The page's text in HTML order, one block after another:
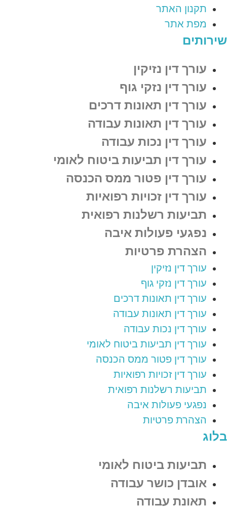
תקנון האתר
מפת אתר
שירותים
עורך דין נזיקין
עורך דין נזקי גוף
עורך דין תאונות דרכים
עורך דין תאונות עבודה
עורך דין נכות עבודה
עורך דין תביעות ביטוח לאומי
עורך דין פטור ממס הכנסה
עורך דין זכויות רפואיות
תביעות רשלנות רפואית
נפגעי פעולות איבה
הצהרת פרטיות
עורך דין נזיקין
עורך דין נזקי גוף
עורך דין תאונות דרכים
עורך דין תאונות עבודה
עורך דין נכות עבודה
עורך דין תביעות ביטוח לאומי
עורך דין פטור ממס הכנסה
עורך דין זכויות רפואיות
תביעות רשלנות רפואית
נפגעי פעולות איבה
הצהרת פרטיות
בלוג
תביעות ביטוח לאומי
אובדן כושר עבודה
תאונת עבודה